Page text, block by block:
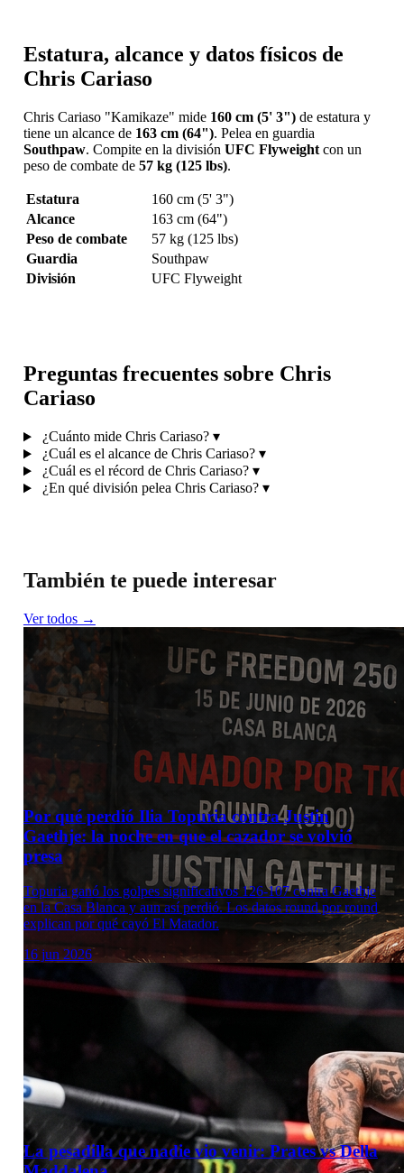
Estatura, alcance y datos físicos de
Chris Cariaso
Chris Cariaso "Kamikaze" mide 160 cm (5' 3")de estatura y
tiene un alcance de 163 cm (64"). Pelea en guardia
Southpaw. Compite en la división UFC Flyweightcon un
peso de combate de 57 kg (125 lbs).
Estatura
160 cm (5' 3")
Alcance
163 cm (64")
Peso de combate
57 kg (125 lbs)
Guardia
Southpaw
División
UFC Flyweight
Preguntas frecuentes sobre Chris
Cariaso
¿Cuánto mide Chris Cariaso? ▾
¿Cuál es el alcance de Chris Cariaso? ▾
¿Cuál es el récord de Chris Cariaso? ▾
¿En qué división pelea Chris Cariaso? ▾
También te puede interesar
Ver todos →
Por qué perdió Ilia Topuria contra Justin
Gaethje: la noche en que el cazador se volvió
presa
Topuria ganó los golpes significativos 126-107 contra Gaethje
en la Casa Blanca y aun así perdió. Los datos round por round
explican por qué cayó El Matador.
16 jun 2026
La pesadilla que nadie vio venir: Prates vs Della